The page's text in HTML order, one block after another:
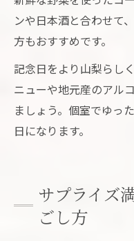
ンや日本酒と合わせて
方もおすすめです。
記念日をより山梨らし
ニューや地元産のアル
ましょう。個室でゆっ
日になります。
サプライズ
ごし方